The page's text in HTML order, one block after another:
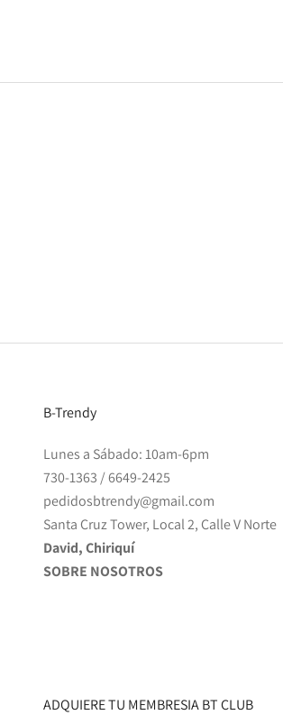
B-Trendy
Lunes a Sábado: 10am-6pm
730-1363 /6649-2425
pedidosbtrendy@gmail.com
Santa Cruz Tower, Local 2, Calle V Norte
David, Chiriquí
SOBRE NOSOTROS
ADQUIERE TU MEMBRESIA BT CLUB